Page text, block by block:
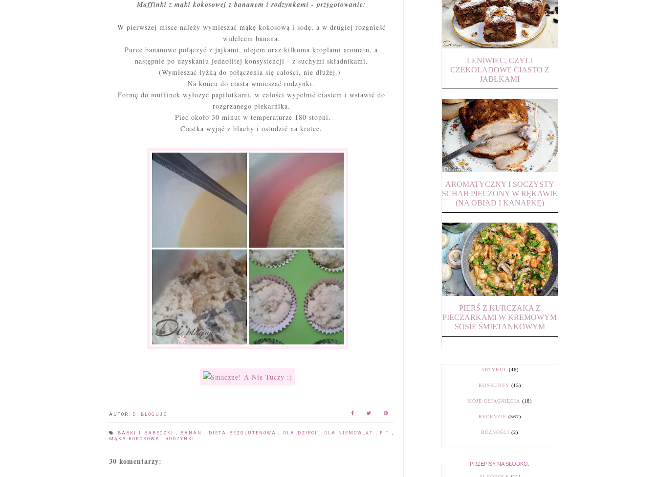
Muffinki z mąki kokosowej z bananem i rodzynkami - przygotowanie:
W pierwszej misce należy wymieszać mąkę kokosową i sodę, a w drugiej rozgnieść
widelcem banana.
Puree bananowe połączyć z jajkami, olejem oraz kilkoma kroplami aromatu, a
następnie po uzyskaniu jednolitej konsystencji - z suchymi składnikami.
(Wymieszać łyżką do połączenia się całości, nie dłużej.)
Na końcu do ciasta wmieszać rodzynki.
Formę do muffinek wyłożyć papilotkami, w całości wypełnić ciastem i wstawić do
rozgrzanego piekarnika.
Piec około 30 minut w temperaturze 180 stopni.
Ciastka wyjąć z blachy i ostudzić na kratce.
AUTOR: DI BLOGUJE
BABKI I BABECZKI BANAN DIETA BEZGLUTENOWA DLA DZIECI DLA NIEMOWLĄT FIT
MĄKA KOKOSOWA
RODZYNKI
30 komentarzy:
LENIWIEC, CZYLI
CZEKOLADOWE CIASTO Z
JABŁKAMI
AROMATYCZNY I SOCZYSTY
SCHAB PIECZONY W RĘKAWIE
(NA OBIAD I KANAPKĘ)
PIERŚ Z KURCZAKA Z
PIECZARKAMI W KREMOWYM
SOSIE ŚMIETANKOWYM
ARTYKUŁ (46)
KONKURSY (15)
MOJE OSIĄGNIĘCIA (18)
RECENZJE (567)
RÓŻNOŚCI (2)
PRZEPISY NA SŁODKO: